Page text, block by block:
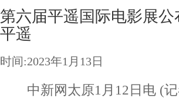
第六届平遥国际电影展
平遥
时间:2023年1月13日
中新网太原1月12日电 (记